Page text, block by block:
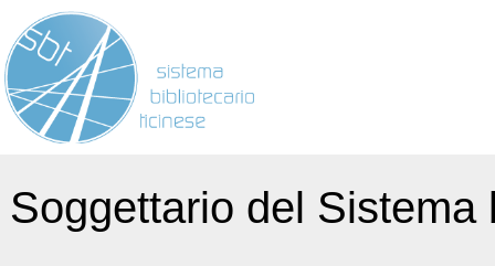
Soggettario del